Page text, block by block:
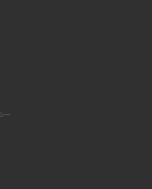
？iPhone・Androidの設定方法やおススメを紹介
？便利機能の使い方や注意点をわかりやすく解説
違いやスマホ・PCとの接続方法を解説
と設定方法を紹介！ブラウザやアプリから探す方法を
ー